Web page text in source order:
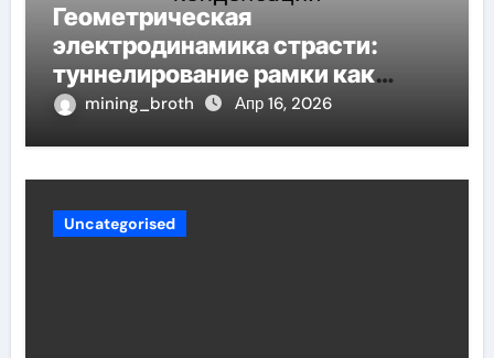
Геометрическая
электродинамика страсти:
туннелирование рамки как
проявление циклом Хэмпсона-
mining_broth Апр 16, 2026
Uncategorised